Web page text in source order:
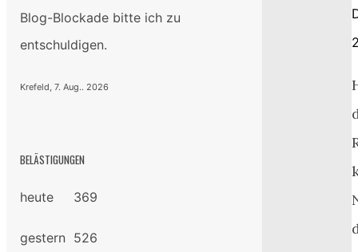
Blog-Blockade bitte ich zu
entschuldigen.
Krefeld, 7. Aug.. 2026
BELÄSTIGUNGEN
heute 369
gestern 526